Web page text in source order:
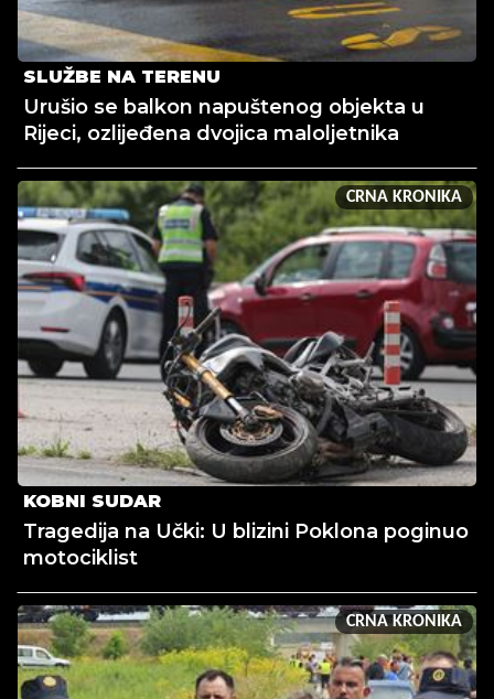
SLUŽBE NA TERENU
Urušio se balkon napuštenog objekta u
Rijeci, ozlijeđena dvojica maloljetnika
CRNA KRONIKA
KOBNI SUDAR
Tragedija na Učki: U blizini Poklona poginuo
motociklist
CRNA KRONIKA